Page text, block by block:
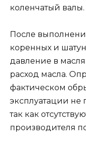
коленчатый валы.
После
коренных и
давление в
расход масла.
фактическом
эксплуатации не
так как
производителя